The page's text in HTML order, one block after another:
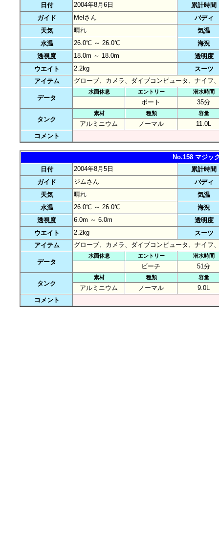
日付
2004年8月6日
累計時間
ガイド
Melさん
バディ
天気
晴れ
気温
水温
26.0℃ ～ 26.0℃
海況
透視度
18.0m ～ 18.0m
透明度
ウエイト
2.2kg
スーツ
アイテム
グローブ、カメラ、ダイブコンピュータ、ナイフ
データ
水面休息 エントリー 潜水時間
ボート 35分
タンク
素材 種類 容量
アルミニウム ノーマル
11.0L
コメント
No.158 マジッ
日付
2004年8月5日
累計時間
ガイド
ジムさん
バディ
天気
晴れ
気温
水温
26.0℃ ～ 26.0℃
海況
透視度
6.0m ～ 6.0m
透明度
ウエイト
2.2kg
スーツ
アイテム
グローブ、カメラ、ダイブコンピュータ、ナイフ
データ
水面休息 エントリー 潜水時間
ビーチ 51分
タンク
素材 種類 容量
アルミニウム ノーマル
9.0L
コメント